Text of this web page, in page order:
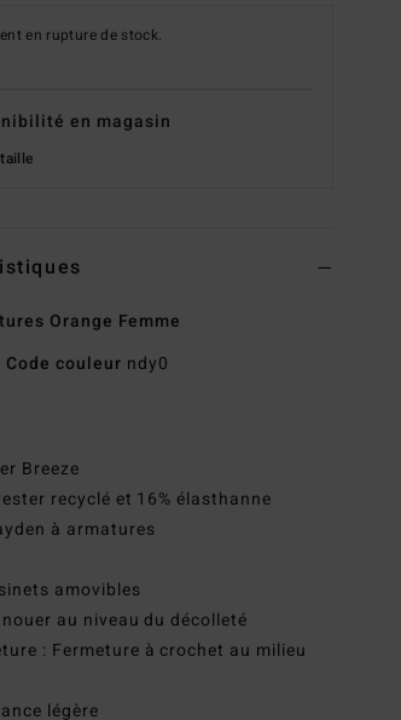
en rupture de stock.
en magasin
Orange Femme
Code couleur ndy0
Breeze
recyclé et 16% élasthanne
à armatures
amovibles
nouer au niveau du décolleté
: Fermeture à crochet au milieu
légère